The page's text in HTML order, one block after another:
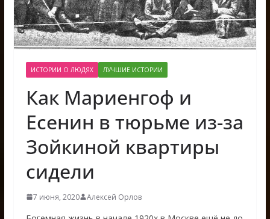
ИСТОРИИ О ЛЮДЯХ ЛУЧШИЕ ИСТОРИИ
Как Мариенгоф и
Есенин в тюрьме из-за
Зойкиной квартиры
сидели
7 июня, 2020 Алексей Орлов